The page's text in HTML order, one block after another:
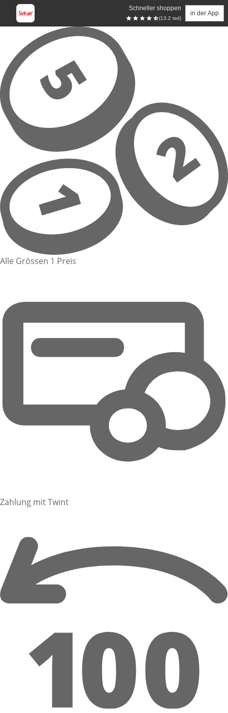
Schneller shoppen
(13.2 tsd)
in der App
Zum Hauptinhalt springen
Alle Grössen 1 Preis
Zahlung mit Twint